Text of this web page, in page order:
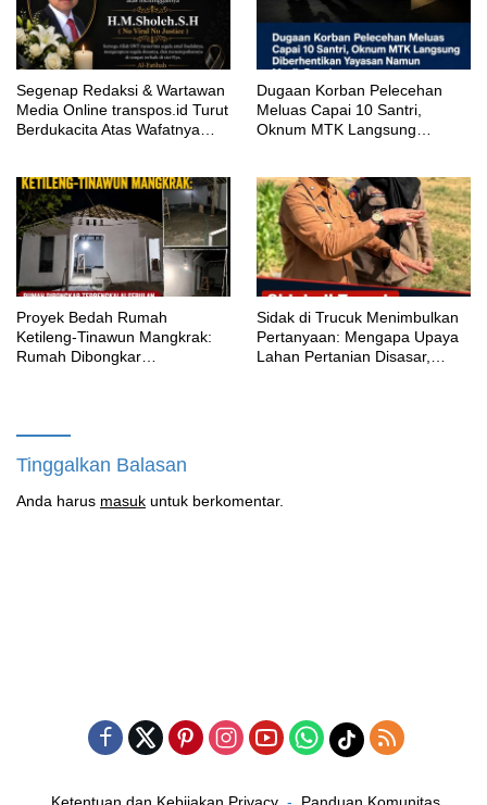
Segenap Redaksi & Wartawan
Media Online transpos.id Turut
Berdukacita Atas Wafatnya
‎Dugaan Korban Pelecehan
Meluas Capai 10 Santri,
Oknum MTK Langsung
Proyek Bedah Rumah
Ketileng-Tinawun Mangkrak:
Rumah Dibongkar
‎Sidak di Trucuk Menimbulkan
Pertanyaan: Mengapa Upaya
Lahan Pertanian Disasar,
Tinggalkan Balasan
Anda harus masuk untuk berkomentar.
Ketentuan dan Kebijakan Privacy Panduan Komunitas